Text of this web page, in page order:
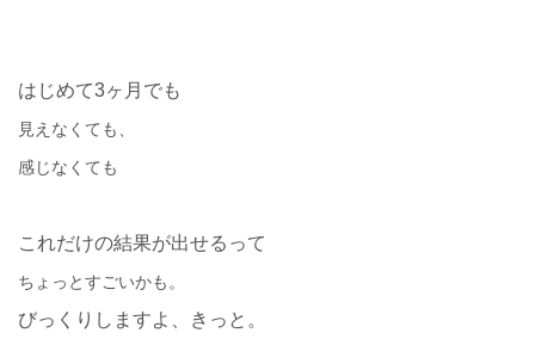
はじめて3ヶ月でも
見えなくても、
感じなくても
これだけの結果が出せるって
ちょっとすごいかも。
びっくりしますよ、きっと。